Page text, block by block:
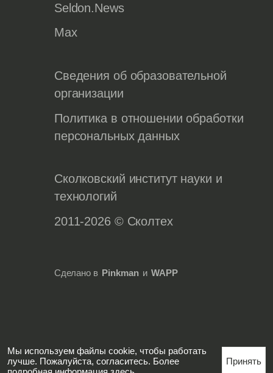
Seldon.News
Max
Сведения об образовательной
организации
Политика в отношении обработки
персональных данных
Сколковский институт науки и
технологий
2011-2026 © Сколтех
Сделано в Pinkman и WAPP
Мы используем файлы cookie, чтобы работать
лучше. Пожалуйста, согласитесь. Более
Принять